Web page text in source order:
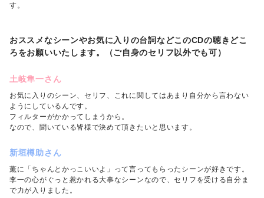
す。
おススメなシーンやお気に入りの台詞などこのCDの聴きどこ
ろをお願いいたします。（ご自身のセリフ以外でも可）
土岐隼一さん
お気に入りのシーン、セリフ、これに関してはあまり自分から言わない
ようにしているんです。
フィルターがかかってしまうから。
なので、聞いている皆様で決めて頂きたいと思います。
新垣樽助さん
薫に「ちゃんとかっこいいよ」って言ってもらったシーンが好きです。
李一の心がぐっと惹かれる大事なシーンなので、セリフを受ける自分ま
で力が入りました。